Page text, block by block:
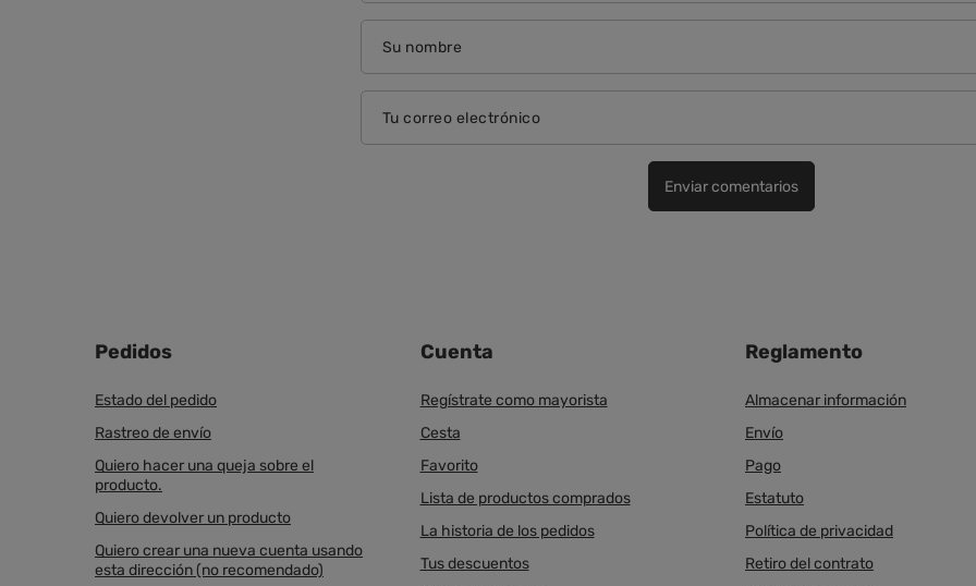
Su nombre
Tu correo electrónico
Enviar comentarios
Pedidos
Estado del pedido
Rastreo de envío
Quiero hacer una queja sobre el
producto.
Quiero devolver un producto
Quiero crear una nueva cuenta usando
esta dirección (no recomendado)
Cuenta
Regístrate como mayorista
Cesta
Favorito
Lista de productos comprados
La historia de los pedidos
Tus descuentos
Reglamento
Almacenar información
Envío
Pago
Estatuto
Política de privacidad
Retiro del contrato